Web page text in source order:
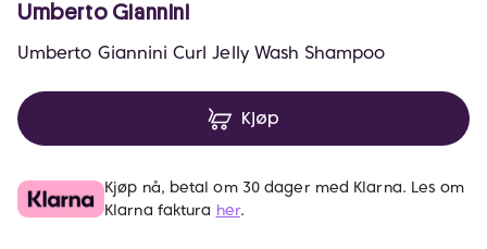
Umberto Giannini
Umberto Giannini Curl Jelly Wash Shampoo
Kjøp
Kjøp nå, betal om 30 dager med Klarna. Les om
Klarna faktura her.